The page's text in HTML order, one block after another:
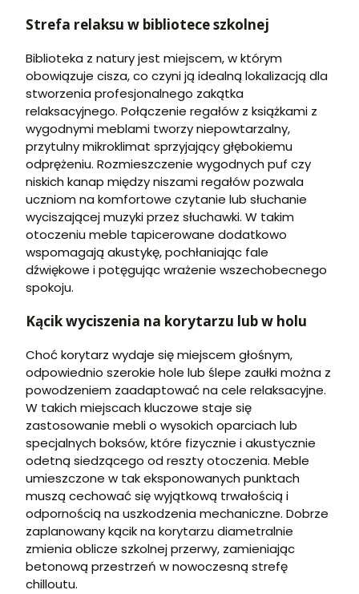
Strefa relaksu w bibliotece szkolnej
Biblioteka z natury jest miejscem, w którym
obowiązuje cisza, co czyni ją idealną lokalizacją dla
stworzenia profesjonalnego zakątka
relaksacyjnego. Połączenie regałów z książkami z
wygodnymi meblami tworzy niepowtarzalny,
przytulny mikroklimat sprzyjający głębokiemu
odprężeniu. Rozmieszczenie wygodnych puf czy
niskich kanap między niszami regałów pozwala
uczniom na komfortowe czytanie lub słuchanie
wyciszającej muzyki przez słuchawki. W takim
otoczeniu meble tapicerowane dodatkowo
wspomagają akustykę, pochłaniając fale
dźwiękowe i potęgując wrażenie wszechobecnego
spokoju.
Kącik wyciszenia na korytarzu lub w holu
Choć korytarz wydaje się miejscem głośnym,
odpowiednio szerokie hole lub ślepe zaułki można z
powodzeniem zaadaptować na cele relaksacyjne.
W takich miejscach kluczowe staje się
zastosowanie mebli o wysokich oparciach lub
specjalnych boksów, które fizycznie i akustycznie
odetną siedzącego od reszty otoczenia. Meble
umieszczone w tak eksponowanych punktach
muszą cechować się wyjątkową trwałością i
odpornością na uszkodzenia mechaniczne. Dobrze
zaplanowany kącik na korytarzu diametralnie
zmienia oblicze szkolnej przerwy, zamieniając
betonową przestrzeń w nowoczesną strefę
chilloutu.